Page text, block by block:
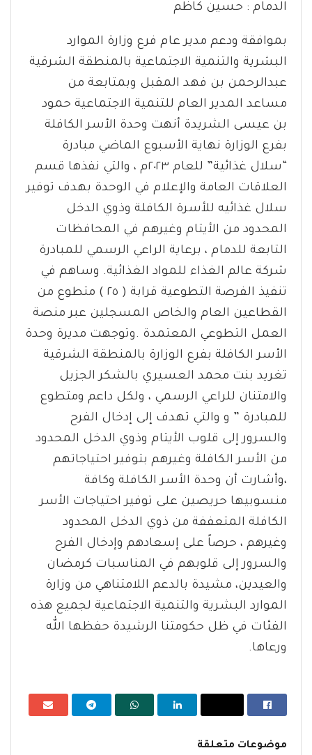
الدمام : حسين كاظم
بموافقة ودعم مدير عام فرع وزارة الموارد
البشرية والتنمية الاجتماعية بالمنطقة الشرقية
عبدالرحمن بن فهد المقبل وبمتابعة من
مساعد المدير العام للتنمية الاجتماعية حمود
بن عيسى الشريدة أنهت وحدة الأسر الكافلة
بفرع الوزارة نهاية الأسبوع الماضي مبادرة
“سلال غذائية” للعام ٢٠٢٣م ، والتي نفذها قسم
العلاقات العامة والإعلام في الوحدة بهدف توفير
سلال غذائيه للأسرة الكافلة وذوي الدخل
المحدود من الأيتام وغيرهم في المحافظات
التابعة للدمام ، برعاية الراعي الرسمي للمبادرة
شركة عالم الغذاء للمواد الغذائية. وساهم في
تنفيذ الفرصة التطوعية قرابة ( ٢٥ ) متطوع من
القطاعين العام والخاص المسجلين عبر منصة
العمل التطوعي المعتمدة .وتوجهت مديرة وحدة
الأسر الكافلة بفرع الوزارة بالمنطقة الشرقية
تغريد بنت محمد العسيري بالشكر الجزيل
والامتنان للراعي الرسمي ، ولكل داعم ومتطوع
للمبادرة ” و والتي تهدف إلى إدخال الفرح
والسرور إلى قلوب الأيتام وذوي الدخل المحدود
من الأسر الكافلة وغيرهم بتوفير احتياجاتهم
،وأشارت أن وحدة الأسر الكافلة وكافة
منسوبيها حريصين على توفير احتياجات الأسر
الكافلة المتعففة من ذوي الدخل المحدود
وغيرهم ، حرصاً على إسعادهم وإدخال الفرح
والسرور إلى قلوبهم في المناسبات كرمضان
والعيدين، مشيدة بالدعم اللامتناهي من وزارة
الموارد البشرية والتنمية الاجتماعية لجميع هذه
الفئات في ظل حكومتنا الرشيدة حفظها الله
ورعاها.
موضوعات متعلقة